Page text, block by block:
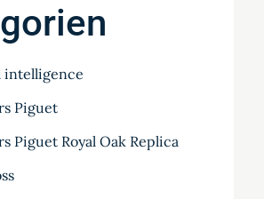
Piguet
Piguet Royal Oak Replica